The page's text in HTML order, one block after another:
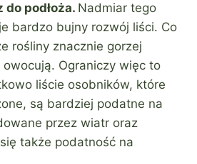
podłoża. Nadmiar tego
bardzo bujny rozwój liści. Co
rośliny znacznie gorzej
Ograniczy więc to
liście osobników, które
są bardziej podatne na
przez wiatr oraz
także podatność na